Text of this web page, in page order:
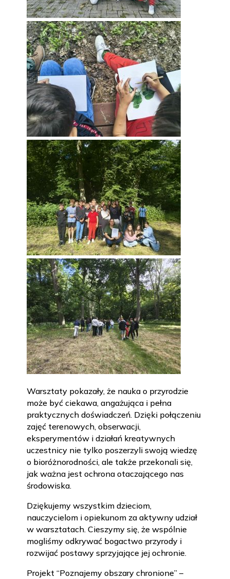
Warsztaty pokazały, że nauka o przyrodzie
może być ciekawa, angażująca i pełna
praktycznych doświadczeń. Dzięki połączeniu
zajęć terenowych, obserwacji,
eksperymentów i działań kreatywnych
uczestnicy nie tylko poszerzyli swoją wiedzę
o bioróżnorodności, ale także przekonali się,
jak ważna jest ochrona otaczającego nas
środowiska.
Dziękujemy wszystkim dzieciom,
nauczycielom i opiekunom za aktywny udział
w warsztatach. Cieszymy się, że wspólnie
mogliśmy odkrywać bogactwo przyrody i
rozwijać postawy sprzyjające jej ochronie.
Projekt “Poznajemy obszary chronione” –